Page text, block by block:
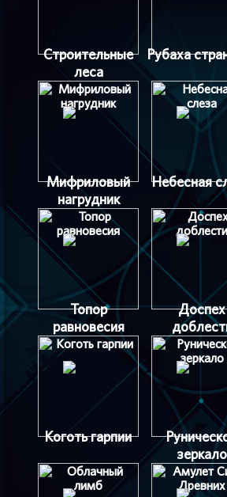
Строительные
леса
Рубаха
Мифриловый
нагрудник
Небесная
Топор
равновесия
Доспех
Коготь гарпии
зеркало